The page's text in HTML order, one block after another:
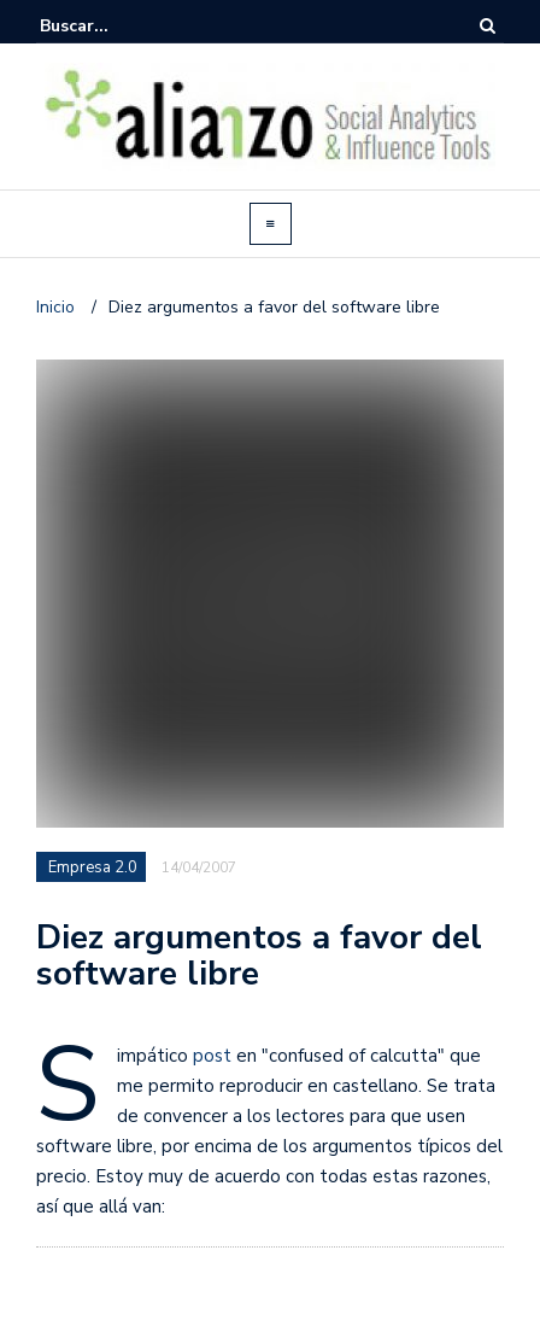
Inicio / Diez argumentos a favor del software libre
Empresa 2.0 14/04/2007
Diez argumentos a favor del
software libre
S impático post en "confused of calcutta" que
me permito reproducir en castellano. Se trata
de convencer a los lectores para que usen
software libre, por encima de los argumentos típicos del
precio. Estoy muy de acuerdo con todas estas razones,
así que allá van: